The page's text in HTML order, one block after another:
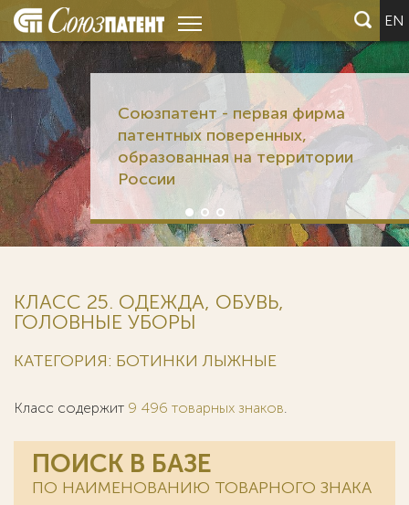
EN
Союзпатент - первая фирма
патентных поверенных,
образованная на территории
России
КЛАСС 25. ОДЕЖДА, ОБУВЬ,
ГОЛОВНЫЕ УБОРЫ
КАТЕГОРИЯ: БОТИНКИ ЛЫЖНЫЕ
Класс содержит 9 496 товарных знаков.
ПОИСК В БАЗЕ
ПО НАИМЕНОВАНИЮ ТОВАРНОГО ЗНАКА